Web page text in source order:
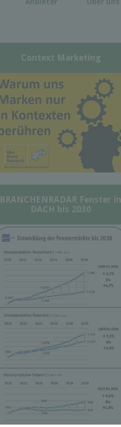
Context Marketing
BRANCHENRADAR Fenster in
DACH bis 2030